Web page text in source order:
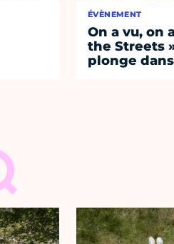
ÉVÈNEMENT
On a vu, on
the Streets
plonge